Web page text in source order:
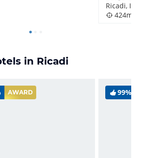
Ricadi,
424m
in Ricadi
AWARD 99%